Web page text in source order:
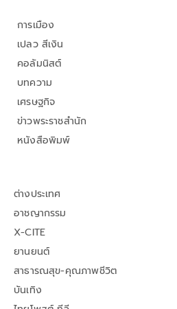
การเมือง
เปลว สีเงิน
คอลัมนิสต์
บทความ
เศรษฐกิจ
ข่าวพระราชสำนัก
หนังสือพิมพ์
ต่างประเทศ
อาชญากรรม
X-CITE
ยานยนต์
สาธารณสุข-คุณภาพชีวิต
บันเทิง